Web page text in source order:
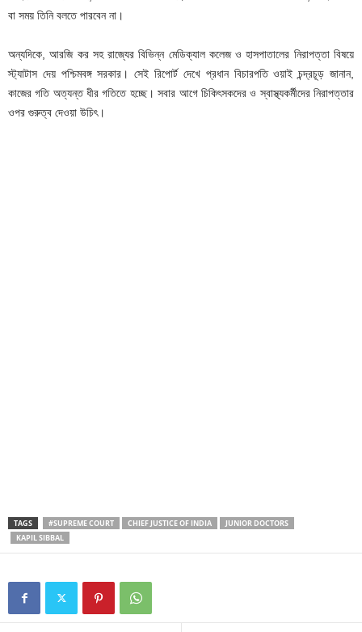
বা সময় তিনি বলতে পারবেন না।
অন্যদিকে, আরজি কর সহ রাজ্যের বিভিন্ন মেডিক্যাল কলেজ ও হাসপাতালের নিরাপত্তা বিষয়ে
স্ট্যাটাস দেয় পশ্চিমবঙ্গ সরকার। সেই রিপোর্ট দেখে প্রধান বিচারপতি ওয়াই চন্দ্রচূড় জানান,
কাজের গতি অত্যন্ত ধীর গতিতে হচ্ছে। সবার আগে চিকিৎসকদের ও স্বাস্থ্যকর্মীদের নিরাপত্তার
ওপর গুরুত্ব দেওয়া উচিৎ।
TAGS #SUPREME COURT CHIEF JUSTICE OF INDIA
JUNIOR DOCTORS
KAPIL SIBBAL